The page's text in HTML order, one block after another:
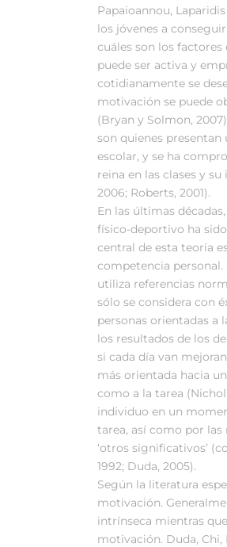
Papaioannou,
los jóvenes a
cuáles son los
puede ser activa y
cotidianamente se
motivación se puede
(Bryan y Solmon,
son quienes
escolar, y se ha
reina en las clases y
2006; Roberts, 2001).
En las últimas
físico-deportivo ha
central de esta teoría
competencia personal.
utiliza referencias
sólo se considera con
personas orientadas a
los resultados de los
si cada día van
más orientada hacia
como a la tarea
individuo en un
tarea, así como por
‘otros significativos’
1992; Duda, 2005).
Según la literatura
motivación.
intrínseca mientras
motivación. Duda,